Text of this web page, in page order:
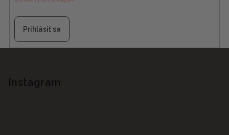
Prihlásiť sa
Instagram